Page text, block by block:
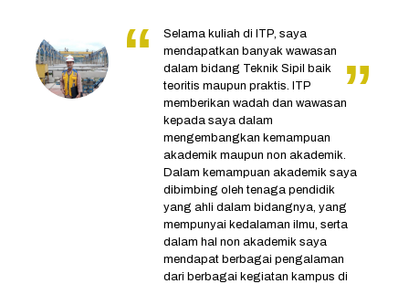
Selama kuliah di ITP, saya
mendapatkan banyak wawasan
dalam bidang Teknik Sipil baik
teoritis maupun praktis. ITP
memberikan wadah dan wawasan
kepada saya dalam
mengembangkan kemampuan
akademik maupun non akademik.
Dalam kemampuan akademik saya
dibimbing oleh tenaga pendidik
yang ahli dalam bidangnya, yang
mempunyai kedalaman ilmu, serta
dalam hal non akademik saya
mendapat berbagai pengalaman
dari berbagai kegiatan kampus di